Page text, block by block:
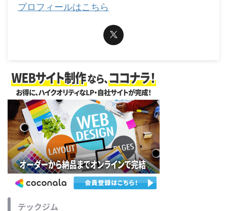
プロフィールはこちら
テックジム